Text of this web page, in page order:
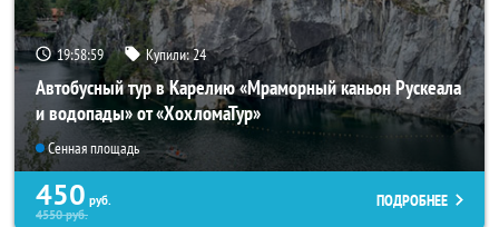
19:58:59 Купили:24
Автобусный тур в Карелию «Мраморный каньон Рускеала
и водопады» от «ХохломаТур»
Сенная площадь
450 руб.
4550руб.
ПОДРОБНЕЕ